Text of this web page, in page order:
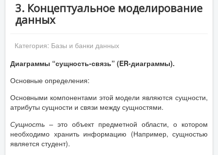
3. Концептуальное моделирование
данных
Категория: Базы и банки данных
Диаграммы “сущность-связь” (ER-диаграммы).
Основные определения:
Основными компонентами этой модели являются сущности,
атрибуты сущности и связи между сущностями.
Сущность – это объект предметной области, о котором
необходимо хранить информацию (Например, сущностью
является студент).